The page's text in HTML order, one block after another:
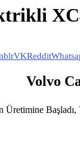
VKReddit
Volvo